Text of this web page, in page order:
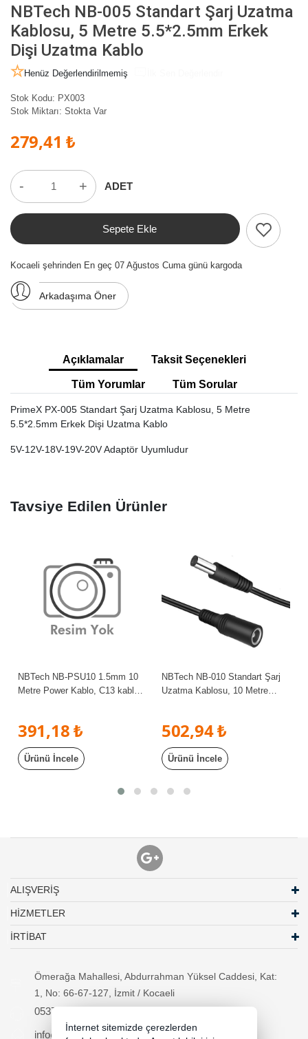
NBTech NB-005 Standart Şarj Uzatma
Kablosu, 5 Metre 5.5*2.5mm Erkek
Dişi Uzatma Kablo
Henüz Değerlendirilmemiş
Stok Kodu: PX003
Stok Miktarı: Stokta Var
279,41 ₺
- + ADET
Sepete Ekle
Kocaeli şehrinden En geç 07 Ağustos Cuma günü kargoda
Arkadaşıma Öner
Açıklamalar Taksit Seçenekleri
Tüm Yorumlar Tüm Sorular
PrimeX PX-005 Standart Şarj Uzatma Kablosu, 5 Metre
5.5*2.5mm Erkek Dişi Uzatma Kablo
5V-12V-18V-19V-20V Adaptör Uyumludur
Tavsiye Edilen Ürünler
NBTech NB-PSU10 1.5mm 10
Metre Power Kablo, C13 kablo,
10 Metre
391,18 ₺
Ürünü İncele
NBTech NB-010 Standart Şarj
Uzatma Kablosu, 10 Metre
502,94 ₺
Ürünü İncele
ALIŞVERİŞ
HİZMETLER
İRTİBAT
Ömerağa Mahallesi, Abdurrahman Yüksel Caddesi, Kat:
1, No: 66-67-127, İzmit / Kocaeli
05370294557
info@necipbilgisayar.net
İnternet sitemizde çerezlerden